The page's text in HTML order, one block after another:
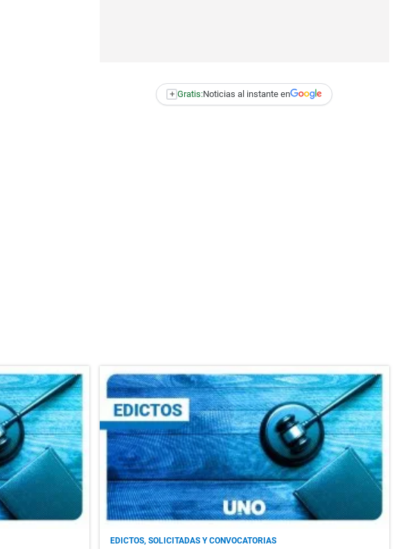
+ Gratis:Noticias al instante en
EDICTOS, SOLICITADAS Y CONVOCATORIAS